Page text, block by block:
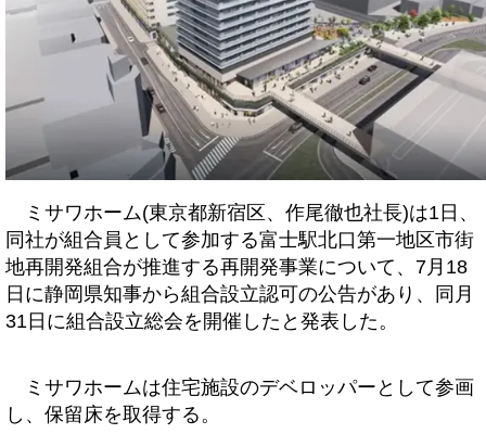
ミサワホーム(東京都新宿区、作尾徹也社長)は1日、
同社が組合員として参加する富士駅北口第一地区市街
地再開発組合が推進する再開発事業について、7月18
日に静岡県知事から組合設立認可の公告があり、同月
31日に組合設立総会を開催したと発表した。
ミサワホームは住宅施設のデベロッパーとして参画
し、保留床を取得する。